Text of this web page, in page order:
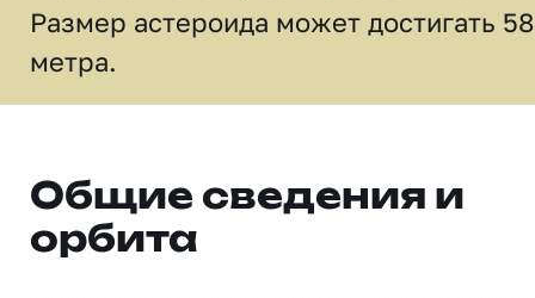
Размер астероида может достигать
метра.
Общие сведения и
орбита